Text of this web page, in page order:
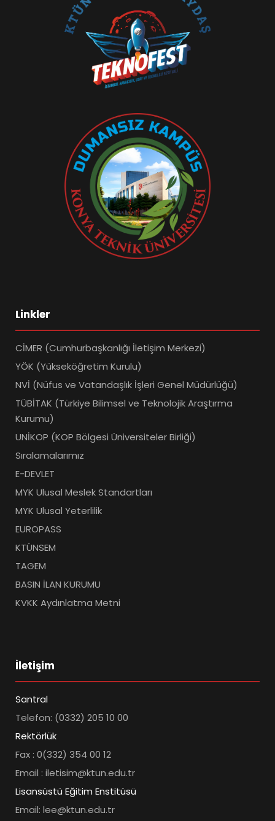
Linkler
CİMER (Cumhurbaşkanlığı İletişim Merkezi)
YÖK (Yükseköğretim Kurulu)
NVİ (Nüfus ve Vatandaşlık İşleri Genel Müdürlüğü)
TÜBİTAK (Türkiye Bilimsel ve Teknolojik Araştırma
Kurumu)
UNİKOP (KOP Bölgesi Üniversiteler Birliği)
Sıralamalarımız
E-DEVLET
MYK Ulusal Meslek Standartları
MYK Ulusal Yeterlilik
EUROPASS
KTÜNSEM
TAGEM
BASIN İLAN KURUMU
KVKK Aydınlatma Metni
İletişim
Santral
Telefon: (0332) 205 10 00
Rektörlük
Fax : 0(332) 354 00 12
Email : iletisim@ktun.edu.tr
Lisansüstü Eğitim Enstitüsü
Email: lee@ktun.edu.tr